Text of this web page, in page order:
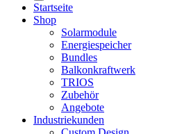
Startseite
Shop
Solarmodule
Energiespeicher
Bundles
Balkonkraftwerk
TRIOS
Zubehör
Angebote
Industriekunden